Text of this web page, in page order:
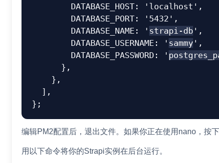
DATABASE_HOST : 'localhost' ,
DATABASE_PORT : '5432' ,
DATABASE_NAME : ' strapi-db ' ,
DATABASE_USERNAME : ' sammy ' ,
DATABASE_PASSWORD : '
} ,
} ,
] ,
} ;
编辑PM2配置后，退出文件。如果你正在使用nano，按
用以下命令将你的Strapi实例在后台运行。